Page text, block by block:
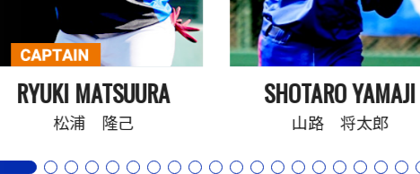
RYUKI MATSUURA
松浦 隆己
SHOTARO YAMAJI
山路 将太郎